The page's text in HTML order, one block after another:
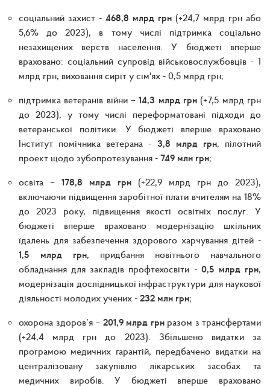
соціальний захист - 468,8 млрд грн (+24,7 млрд грн або
5,6% до 2023), в тому числі підтримка соціально
незахищених верств населення. У бюджеті вперше
враховано: соціальний супровід військовослужбовців - 1
млрд грн, виховання сиріт у сім'ях - 0,5 млрд грн;
підтримка ветеранів війни –14,3 млрд грн (+7,5 млрд грн
до 2023), у тому числі переформатовані підходи до
ветеранської політики. У бюджеті вперше враховано
Інститут помічника ветерана - 3,8 млрд грн, пілотний
проект щодо зубопротезування - 749 млн грн;
освіта – 178,8 млрд грн (+22,9 млрд грн до 2023),
включаючи підвищення заробітної плати вчителям на 18%
до 2023 року, підвищення якості освітніх послуг. У
бюджеті вперше враховано модернізацію шкільних
їдалень для забезпечення здорового харчування дітей -
1,5 млрд грн, придбання новітнього навчального
обладнання для закладів профтехосвіти - 0,5 млрд грн,
модернізація дослідницької інфраструктури для наукової
діяльності молодих учених - 232 млн грн;
охорона здоров’я – 201,9 млрд грнразом з трансфертами
(+24,4 млрд грн до 2023). Збільшено видатки за
програмою медичних гарантій, передбачено видатки на
централізовану закупівлю лікарських засобах та
медичних виробів. У бюджеті вперше враховано